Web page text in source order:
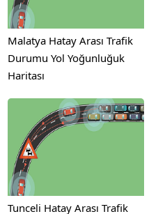
Malatya Hatay Arası Trafik
Durumu Yol Yoğunluğuk
Haritası
Tunceli Hatay Arası Trafik